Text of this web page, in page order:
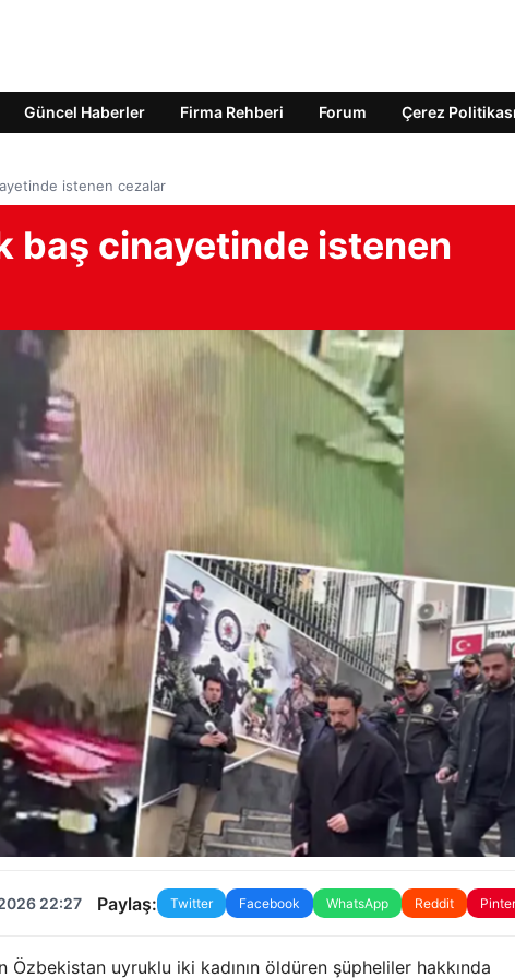
Güncel Haberler Firma Rehberi Forum Çerez Politikası
istenen cezalar
baş cinayetinde istenen
22:27 Paylaş: Twitter Facebook WhatsApp Reddit
uyruklu iki kadının öldüren şüpheliler hakkında